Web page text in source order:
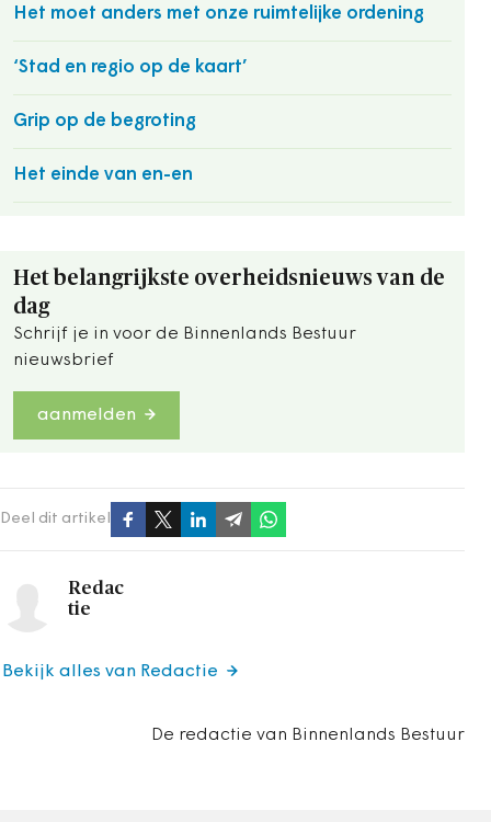
Het moet anders met onze ruimtelijke ordening
‘Stad en regio op de kaart’
Grip op de begroting
Het einde van en-en
Het belangrijkste overheidsnieuws van de
dag
Schrijf je in voor de Binnenlands Bestuur
nieuwsbrief
aanmelden
Deel dit artikel
Redac
tie
De redactie van Binnenlands Bestuur
Bekijk alles van Redactie